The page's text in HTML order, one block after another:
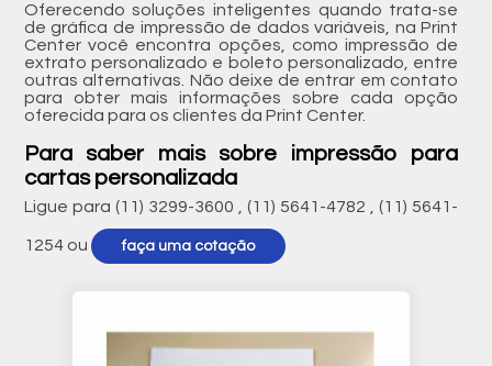
Oferecendo soluções inteligentes quando trata-se
de gráfica de impressão de dados variáveis, na Print
Center você encontra opções, como impressão de
extrato personalizado e boleto personalizado, entre
outras alternativas. Não deixe de entrar em contato
para obter mais informações sobre cada opção
oferecida para os clientes da Print Center.
Para saber mais sobre impressão para
cartas personalizada
Ligue para (11) 3299-3600 ,(11) 5641-4782 ,(11) 5641-
1254ou faça uma cotação